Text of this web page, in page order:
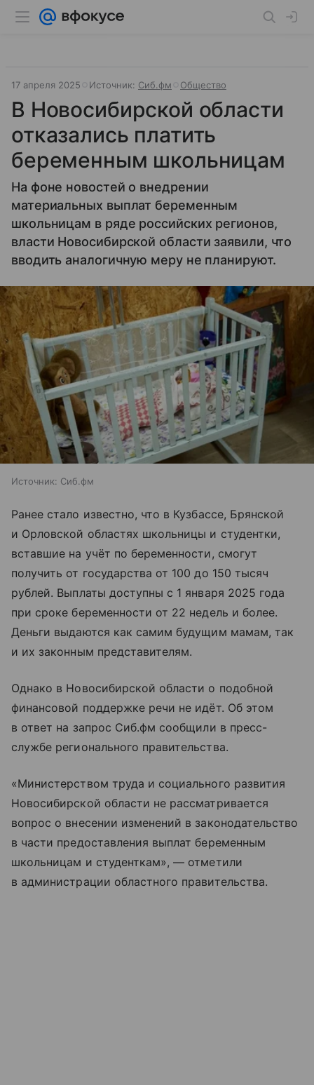
17 апреля 2025 Источник: Сиб.фм Общество
В Новосибирской области
отказались платить
беременным школьницам
На фоне новостей о внедрении
материальных выплат беременным
школьницам в ряде российских регионов,
власти Новосибирской области заявили, что
вводить аналогичную меру не планируют.
Источник: Сиб.фм
Ранее стало известно, что в Кузбассе, Брянской
и Орловской областях школьницы и студентки,
вставшие на учёт по беременности, смогут
получить от государства от 100 до 150 тысяч
рублей. Выплаты доступны с 1 января 2025 года
при сроке беременности от 22 недель и более.
Деньги выдаются как самим будущим мамам, так
и их законным представителям.
Однако в Новосибирской области о подобной
финансовой поддержке речи не идёт. Об этом
в ответ на запрос Сиб.фм сообщили в пресс-
службе регионального правительства.
«Министерством труда и социального развития
Новосибирской области не рассматривается
вопрос о внесении изменений в законодательство
в части предоставления выплат беременным
школьницам и студенткам», — отметили
в администрации областного правительства.